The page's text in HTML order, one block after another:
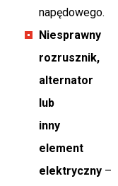
napędowego.
Niesprawny
rozrusznik,
alternator
lub
inny
element
elektryczny –